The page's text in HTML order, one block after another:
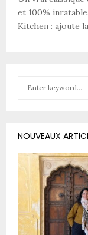
et 100%
Kitchen : ajoute
c
f
o
NOUVEAUX